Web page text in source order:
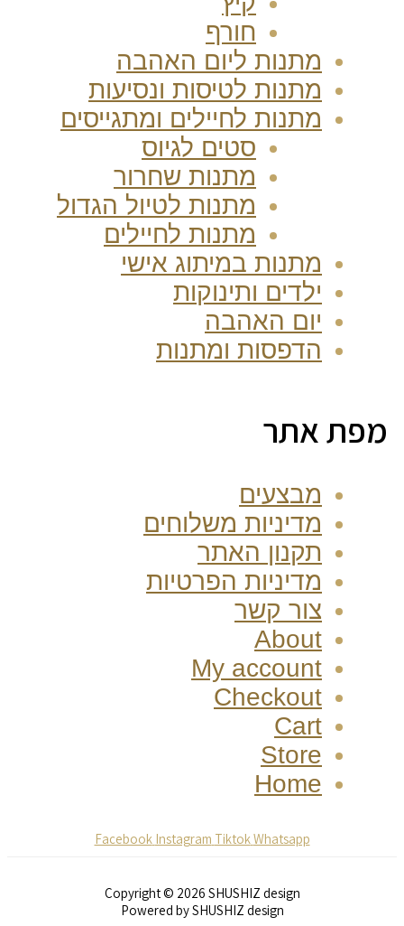
חורף
מתנות ליום האהבה
מתנות לטיסות ונסיעות
מתנות לחיילים ומתגייסים
סטים לגיוס
מתנות שחרור
מתנות לטיול הגדול
מתנות לחיילים
מתנות במיתוג אישי
ילדים ותינוקות
יום האהבה
הדפסות ומתנות
מפת אתר
מבצעים
מדיניות משלוחים
תקנון האתר
מדיניות הפרטיות
צור קשר
About
My account
Checkout
Cart
Store
Home
Facebook Instagram TiktokWhatsapp
Copyright © 2026 SHUSHIZ design
Powered by SHUSHIZ design